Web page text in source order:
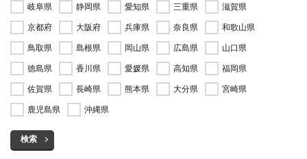
岐阜県
静岡県 愛知県 三重県
滋賀県
京都府
大阪府 兵庫県 奈良県
和歌山県
鳥取県
島根県 岡山県 広島県
山口県
徳島県
香川県 愛媛県 高知県
福岡県
佐賀県
長崎県 熊本県 大分県
宮崎県
鹿児島県
沖縄県
検索